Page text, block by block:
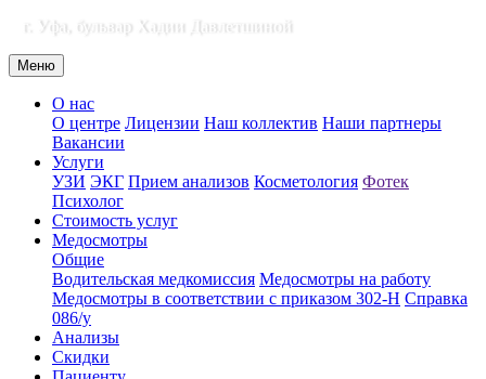
г. Уфа, бульвар Хадии Давлетшиной
Меню
О нас
О центре Лицензии Наш коллектив Наши партнеры
Вакансии
Услуги
УЗИ ЭКГ Прием анализов Косметология Фотек
Психолог
Стоимость услуг
Медосмотры
Общие
Водительская медкомиссия Медосмотры на работу
Медосмотры в соответствии с приказом 302-Н Справка
086/у
Анализы
Скидки